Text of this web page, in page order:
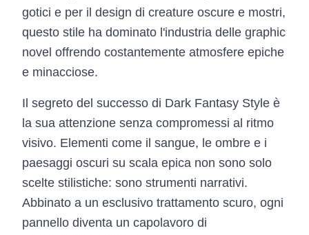
gotici e per il design di creature oscure e mostri,
questo stile ha dominato l'industria delle graphic
novel offrendo costantemente atmosfere epiche
e minacciose.
Il segreto del successo di Dark Fantasy Style è
la sua attenzione senza compromessi al ritmo
visivo. Elementi come il sangue, le ombre e i
paesaggi oscuri su scala epica non sono solo
scelte stilistiche: sono strumenti narrativi.
Abbinato a un esclusivo trattamento scuro, ogni
pannello diventa un capolavoro di